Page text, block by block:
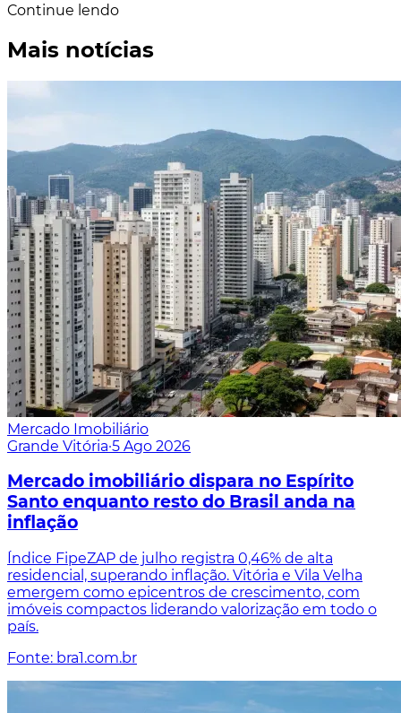
Continue lendo
Mais notícias
Mercado Imobiliário
Grande Vitória·5 Ago 2026
Mercado imobiliário dispara no Espírito
Santo enquanto resto do Brasil anda na
inflação
Índice FipeZAP de julho registra 0,46% de alta
residencial, superando inflação. Vitória e Vila Velha
emergem como epicentros de crescimento, com
imóveis compactos liderando valorização em todo o
país.
Fonte: bra1.com.br